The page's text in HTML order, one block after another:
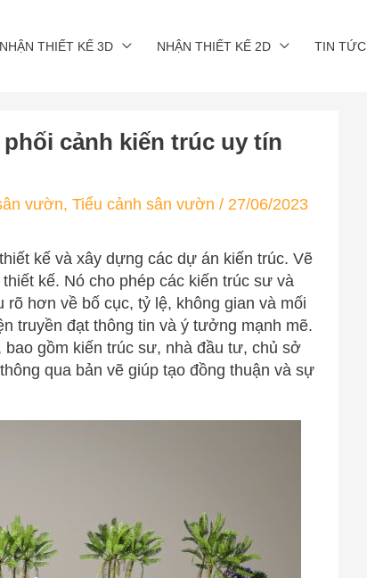
NHẬN THIẾT KẾ 3D NHẬN THIẾT KẾ 2D TIN TỨC
cảnh kiến trúc uy tín
vườn, Tiểu cảnh sân vườn / 27/06/2023
kế và xây dựng các dự án kiến trúc. Vẽ
kế. Nó cho phép các kiến trúc sư và
hơn về bố cục, tỷ lệ, không gian và mối
truyền đạt thông tin và ý tưởng mạnh mẽ.
gồm kiến trúc sư, nhà đầu tư, chủ sở
qua bản vẽ giúp tạo đồng thuận và sự